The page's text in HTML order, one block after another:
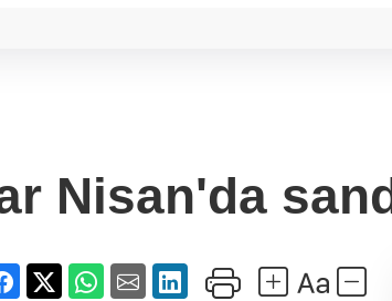
Nisan'da